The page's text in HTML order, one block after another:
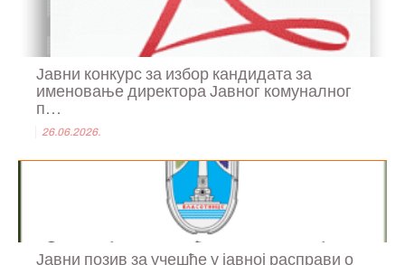
Јавни конкурс за избор кандидата за
именовање директора Јавног комуналног
п...
26.06.2026.
Јавни позив за учешће у јавној расправи о